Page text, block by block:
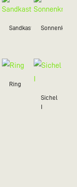
SandkastenliebeSonnenkreis
Ring
Sichel